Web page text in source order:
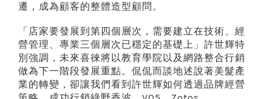
遷，成為顧客的整體造型顧問。
「店家要發展到第四個層次，需要建立在技術、經
營管理、專業三個層次已穩定的基礎上」許世輝特
別強調，未來喜徠將以教育學院以及網路整合行銷
做為下一階段發展重點。侃侃而談地述說著美髮產
業的轉變，卻讓我們看到許世輝如何透過品牌經營